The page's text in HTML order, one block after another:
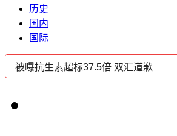
历史
国内
国际